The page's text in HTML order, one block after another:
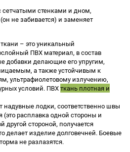
стенками и дном,
не забивается) и заменяет
– это уникальный
ПВХ материал, в состав
добавки делающие егоупругим,
а также устойчивым к
ультрафиолетовому излучению,
условий. ПВХткань плотная и
надувные лодки, соответственно швы
расплавка одной стороны и
другой стороной, получается
делает изделие долговечней. Боевые
не разлазятся.